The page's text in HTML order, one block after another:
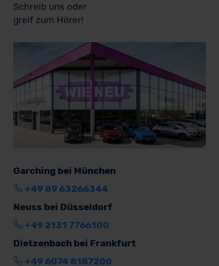
Schreib uns oder
greif zum Hörer!
Garching bei München
+49 89 63266344
Neuss bei Düsseldorf
+49 2131 7766100
Dietzenbach bei Frankfurt
+49 6074 8187200